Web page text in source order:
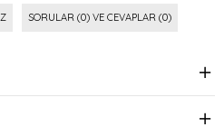
SORULAR (0) VE CEVAPLAR (0)